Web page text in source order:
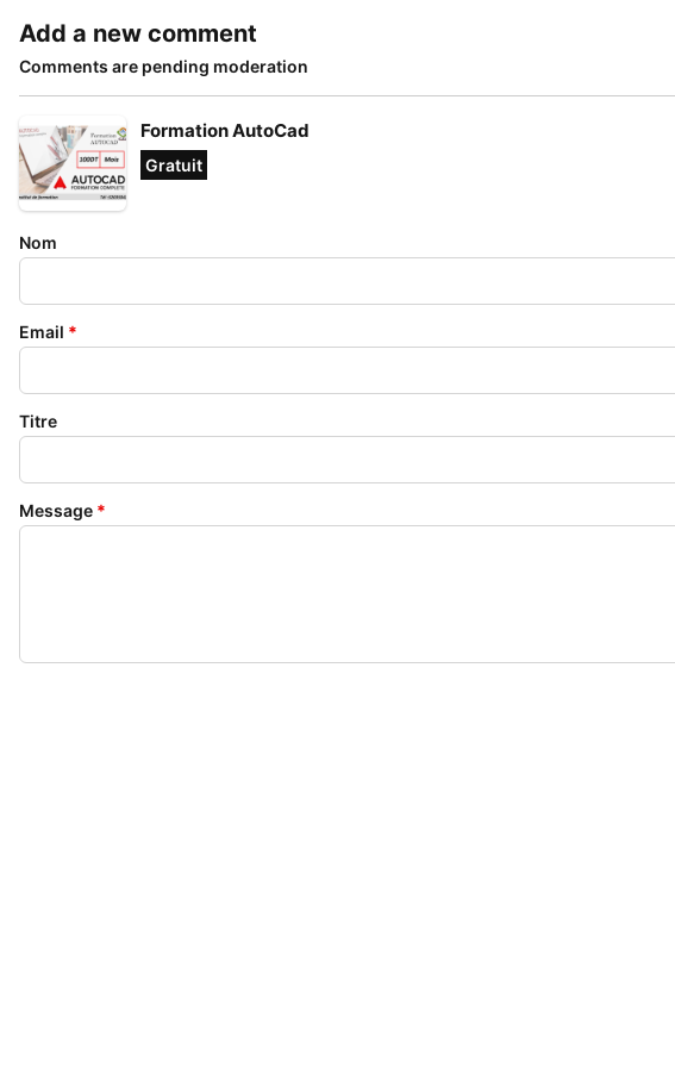
Add a new comment
Comments are pending moderation
Formation AutoCad
Gratuit
Nom
Email *
Titre
Message *